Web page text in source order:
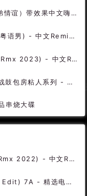
DJ小胖串烧35-为兄弟朋友们试打（兄弟情谊）带效果中文嗨串
陈百强 一生何求(Dj培仔 Electro Mix 粤语男) - 中文Remix 中文CLUB 华语Remix
汪苏泷 - 苦笑(Ziping.H ProgHouse Rmx 2023) - 中文Remix 中文CLUB 华语Remix
贵港DJ明仔-全英文FunkyHouse太空战鼓包房粘人系列 - 慢摇串烧 超劲爆慢摇舞曲 慢嗨DJ串烧
串烧大碟
周杰伦 - 等你下课(Dj九级浪 Electro Rmx 2022) - 中文Remix 中文CLUB 华语Remix
145 - 罗百吉 - 吹喇叭 (Tea Mashup Edit) 7A - 精选电音、国潮中文